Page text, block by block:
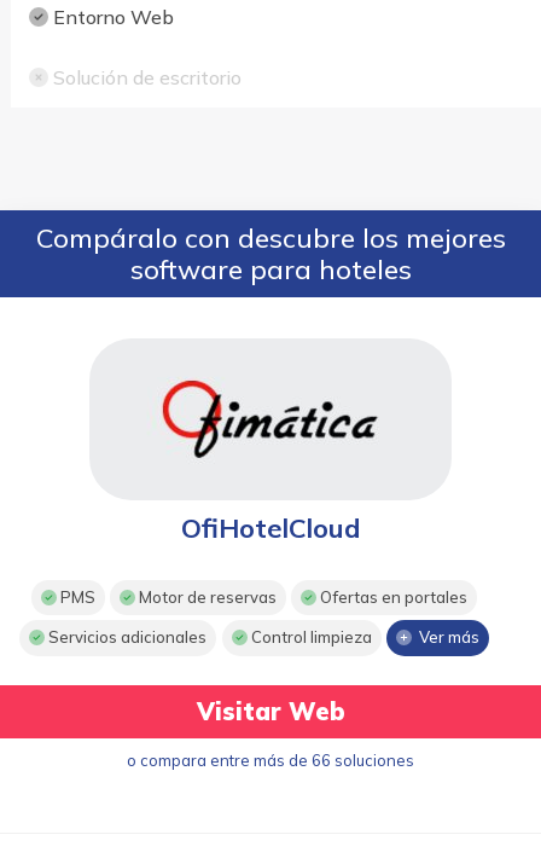
Entorno Web
Solución de escritorio
Compáralo con descubre los mejores
software para hoteles
OfiHotelCloud
PMS Motor de reservas Ofertas en portales
Servicios adicionales Control limpieza Ver más
Visitar Web
o compara entre más de 66 soluciones